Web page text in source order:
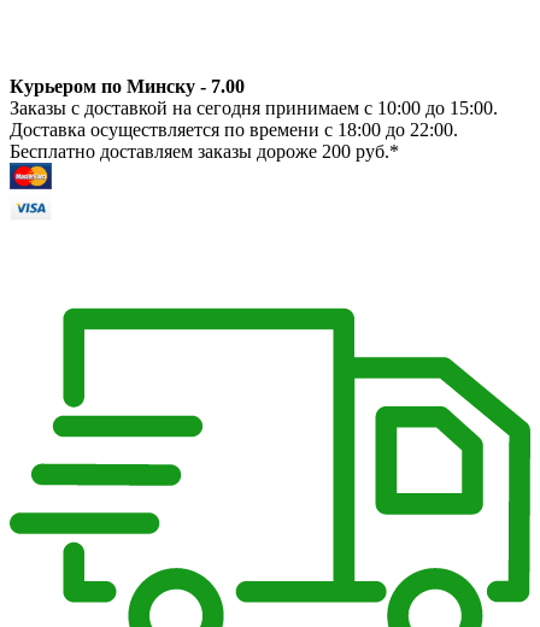
Курьером по Минску - 7.00
Заказы с доставкой на сегодня принимаем с 10:00 до 15:00.
Доставка осуществляется по времени с 18:00 до 22:00.
Бесплатно доставляем заказы дороже 200 руб.*